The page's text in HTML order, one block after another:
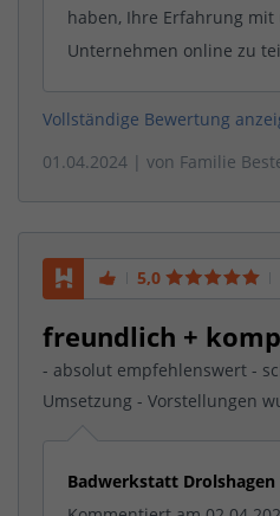
haben, Ihre Erfahrung mit
Unternehmen online zu
Vollständige Bewertung
01.04.2024 | von Familie
5,0
freundlich +
- absolut empfehlenswert -
Umsetzung - Vorstellungen
Badwerkstatt Drolshagen